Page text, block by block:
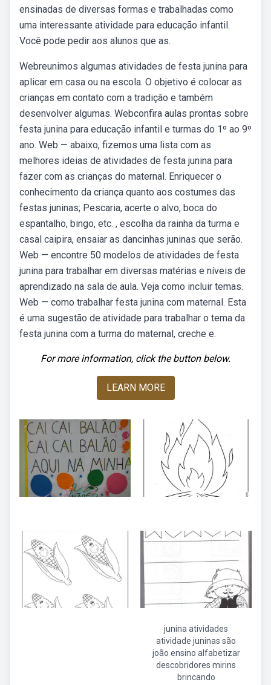
ensinadas de diversas formas e trabalhadas como
uma interessante atividade para educação infantil.
Você pode pedir aos alunos que as.
Webreunimos algumas atividades de festa junina para
aplicar em casa ou na escola. O objetivo é colocar as
crianças em contato com a tradição e também
desenvolver algumas. Webconfira aulas prontas sobre
festa junina para educação infantil e turmas do 1º ao 9º
ano. Web — abaixo, fizemos uma lista com as
melhores ideias de atividades de festa junina para
fazer com as crianças do maternal. Enriquecer o
conhecimento da criança quanto aos costumes das
festas juninas; Pescaria, acerte o alvo, boca do
espantalho, bingo, etc. , escolha da rainha da turma e
casal caipira, ensaiar as dancinhas juninas que serão.
Web — encontre 50 modelos de atividades de festa
junina para trabalhar em diversas matérias e níveis de
aprendizado na sala de aula. Veja como incluir temas.
Web — como trabalhar festa junina com maternal. Esta
é uma sugestão de atividade para trabalhar o tema da
festa junina com a turma do maternal, creche e.
For more information, click the button below.
LEARN MORE
junina atividades
atividade juninas são
joão ensino alfabetizar
descobridores mirins
brincando